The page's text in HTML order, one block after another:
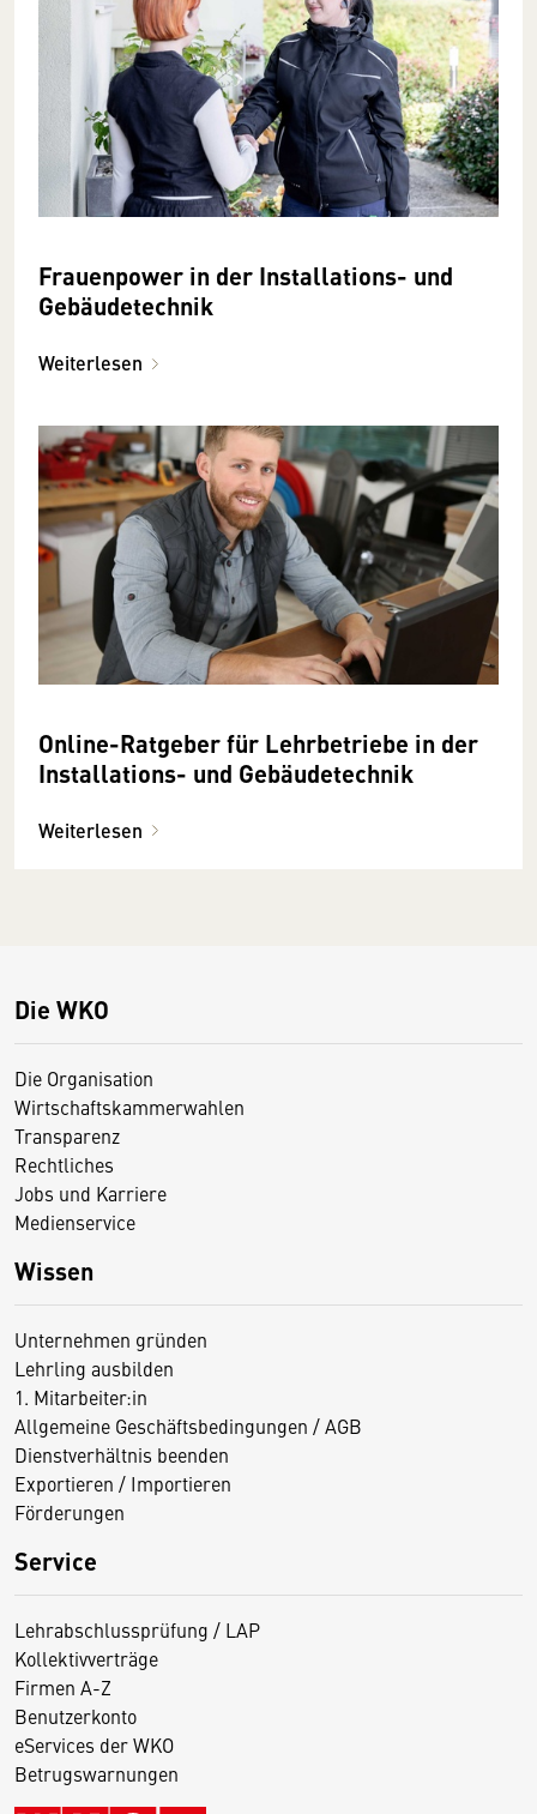
Frauenpower in der Installations- und
Gebäudetechnik
Weiterlesen
Online-Ratgeber für Lehrbetriebe in der
Installations- und Gebäudetechnik
Weiterlesen
Die WKO
Die Organisation
Wirtschaftskammerwahlen
Transparenz
Rechtliches
Jobs und Karriere
Medienservice
Wissen
Unternehmen gründen
Lehrling ausbilden
1. Mitarbeiter:in
Allgemeine Geschäftsbedingungen / AGB
Dienstverhältnis beenden
Exportieren / Importieren
Förderungen
Service
Lehrabschlussprüfung / LAP
Kollektivverträge
Firmen A-Z
Benutzerkonto
eServices der WKO
Betrugswarnungen